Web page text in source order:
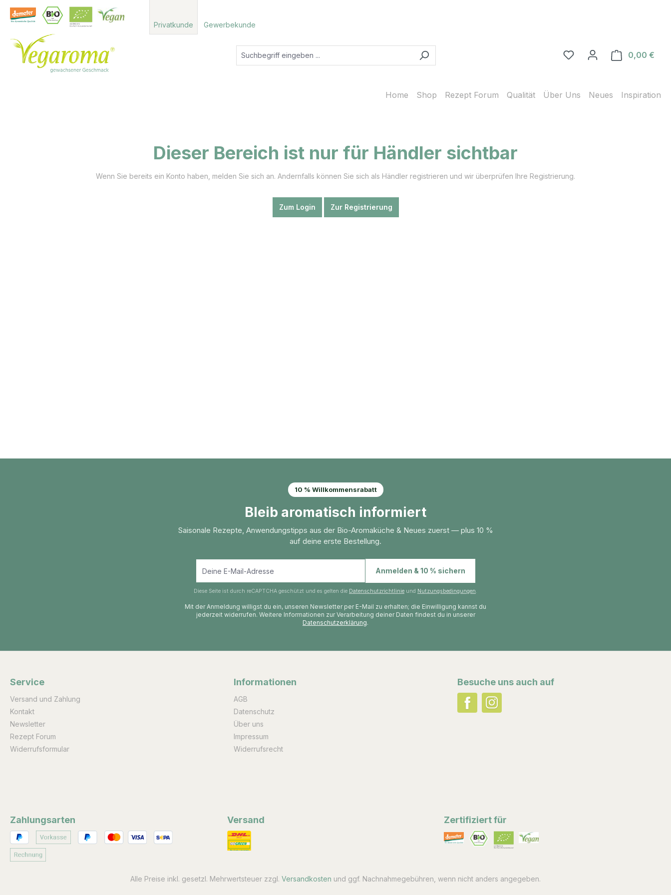
Hauptinhalt springen
Zur Suche springen
Zur Hauptnavigation springen
Privatkunde
Gewerbekunde
0,00 €
Home Shop Rezept Forum Qualität Über Uns Neues Inspiration
Dieser Bereich ist nur für Händler sichtbar
Wenn Sie bereits ein Konto haben, melden Sie sich an. Andernfalls können Sie sich als Händler registrieren und wir überprüfen Ihre Registrierung.
Zum Login Zur Registrierung
10 % Willkommensrabatt
Bleib aromatisch informiert
Saisonale Rezepte, Anwendungstipps aus der Bio-Aromaküche & Neues zuerst — plus 10 %
auf deine erste Bestellung.
Anmelden & 10 % sichern
Diese Seite ist durch reCAPTCHA geschützt und es gelten die Datenschutzrichtlinie und Nutzungsbedingungen.
Mit der Anmeldung willigst du ein, unseren Newsletter per E-Mail zu erhalten; die Einwilligung kannst du
jederzeit widerrufen. Weitere Informationen zur Verarbeitung deiner Daten findest du in unserer
Datenschutzerklärung.
Service
Versand und Zahlung
Kontakt
Newsletter
Rezept Forum
Widerrufsformular
Informationen
AGB
Datenschutz
Über uns
Impressum
Widerrufsrecht
Besuche uns auch auf
Zahlungsarten Versand Zertifiziert für
Alle Preise inkl. gesetzl. Mehrwertsteuer zzgl. Versandkosten und ggf. Nachnahmegebühren, wenn nicht anders angegeben.